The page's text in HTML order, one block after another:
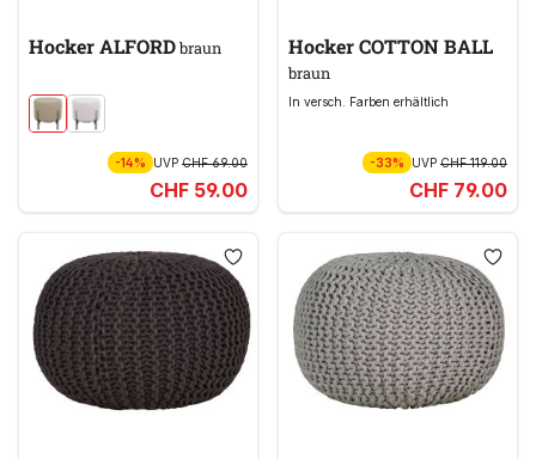
Hocker ALFORDbraun
-14% UVP CHF 69.00
CHF 59.00
Hocker COTTON BALL
braun
In versch. Farben erhältlich
-33% UVPCHF 119.00
CHF 79.00